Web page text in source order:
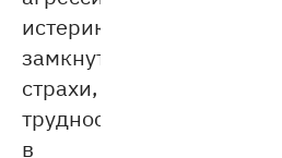
истерики,
замкнутость,
страхи,
трудности
в